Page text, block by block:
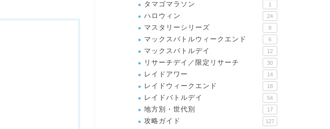
タマゴマラソン 1
ハロウィン 24
マスタリーシリーズ 8
マックスバトルウィークエンド 6
マックスバトルデイ 12
リサーチデイ／限定リサーチ 30
レイドアワー 14
レイドウィークエンド 18
レイドバトルデイ 54
地方別・世代別 17
攻略ガイド 127